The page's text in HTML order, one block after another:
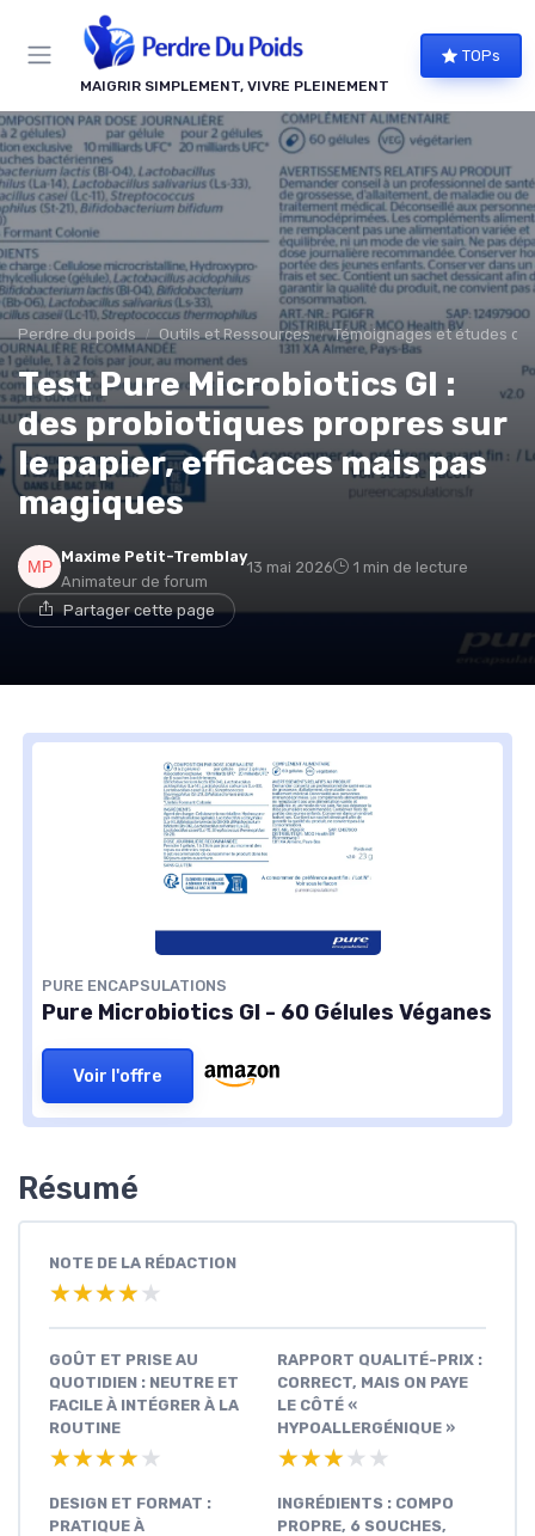
MAIGRIR SIMPLEMENT, VIVRE PLEINEMENT
TOPs
Perdre du poids Outils et Ressources Témoignages et études de
Test Pure Microbiotics GI :
des probiotiques propres sur
le papier, efficaces mais pas
magiques
Maxime Petit-Tremblay
Animateur de forum
13 mai 2026 1 min de lecture
Partager cette page
PURE ENCAPSULATIONS
Pure Microbiotics GI - 60 Gélules Véganes
Voir l'offre
Résumé
NOTE DE LA RÉDACTION
★★★★★
★★★★★
GOÛT ET PRISE AU
QUOTIDIEN : NEUTRE ET
FACILE À INTÉGRER À LA
ROUTINE
★★★★★
★★★★★
RAPPORT QUALITÉ-PRIX :
CORRECT, MAIS ON PAYE
LE CÔTÉ «
HYPOALLERGÉNIQUE »
★★★★★
★★★★★
DESIGN ET FORMAT :
PRATIQUE À
INGRÉDIENTS : COMPO
PROPRE, 6 SOUCHES,
Panneau de gestion des cookies